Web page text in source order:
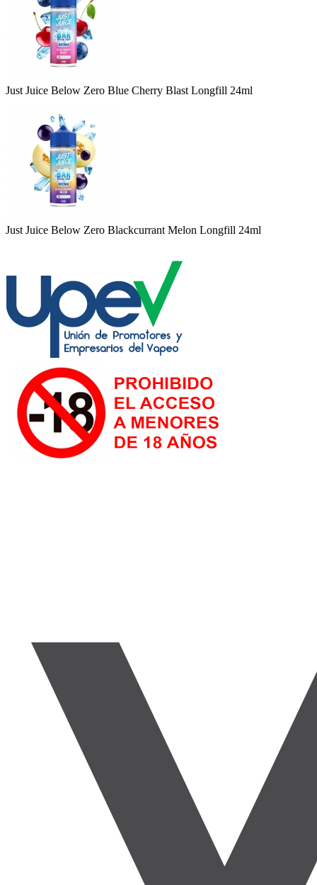
Just Juice Below Zero Blue Cherry Blast Longfill 24ml
Just Juice Below Zero Blackcurrant Melon Longfill 24ml